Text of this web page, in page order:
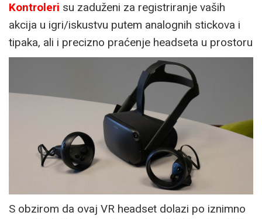
Kontroleri su zaduženi za registriranje vaših
akcija u igri/iskustvu putem analognih stickova i
tipaka, ali i precizno praćenje headseta u prostoru
S obzirom da ovaj VR headset dolazi po iznimno